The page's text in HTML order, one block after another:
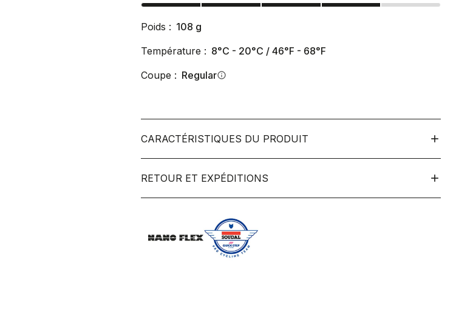
Poids : 108 g
Température : 8°C - 20°C / 46°F - 68°F
Coupe : Regularinfo
CARACTÉRISTIQUES DU PRODUIT
RETOUR ET EXPÉDITIONS